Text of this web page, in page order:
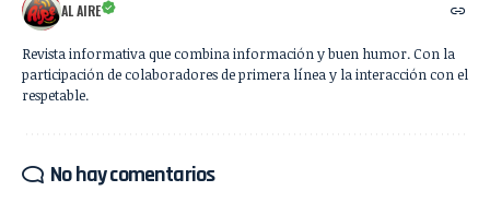
AL AIRE
Revista informativa que combina información y buen humor. Con la
participación de colaboradores de primera línea y la interacción con el
respetable.
No hay comentarios